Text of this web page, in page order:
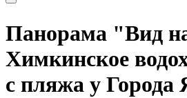
Панорама "Вид
Химкинское
с пляжа у Города